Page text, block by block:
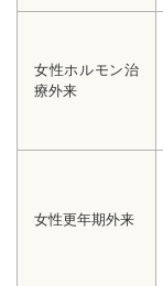
女性ホルモン治
療外来
女性更年期外来